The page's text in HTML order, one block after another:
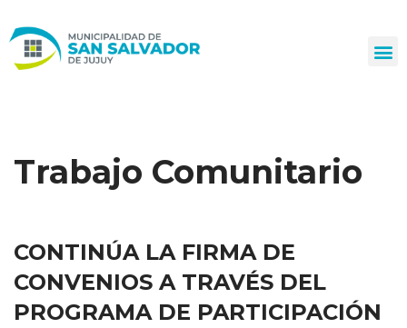
al
Trabajo Comunitario
CONTINÚA LA FIRMA DE
CONVENIOS A TRAVÉS DEL
PROGRAMA DE PARTICIPACIÓN